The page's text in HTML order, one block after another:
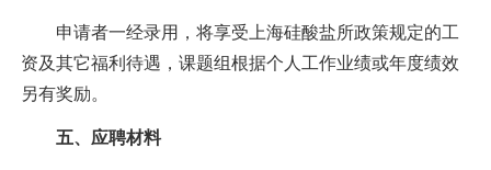
申请者一经录用，将享受上海硅酸盐所政策规定的工
资及其它福利待遇，课题组根据个人工作业绩或年度绩效
另有奖励。
五、应聘材料